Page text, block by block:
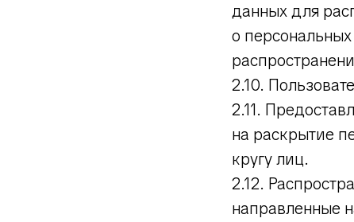
данных для
о
2.10.
2.11.
на раскрытие
кругу лиц.
2.12.
направленные